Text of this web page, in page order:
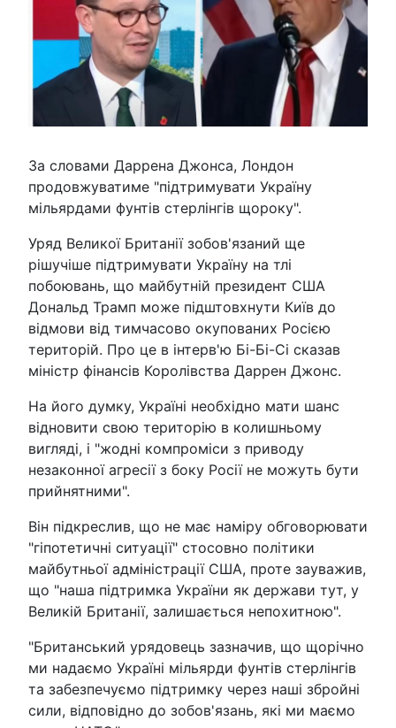
За словами Даррена Джонса, Лондон
продовжуватиме "підтримувати Україну
мільярдами фунтів стерлінгів щороку".
Уряд Великої Британії зобов'язаний ще
рішучіше підтримувати Україну на тлі
побоювань, що майбутній президент США
Дональд Трамп може підштовхнути Київ до
відмови від тимчасово окупованих Росією
територій. Про це в інтерв'ю Бі-Бі-Сі сказав
міністр фінансів Королівства Даррен Джонс.
На його думку, Україні необхідно мати шанс
відновити свою територію в колишньому
вигляді, і "жодні компроміси з приводу
незаконної агресії з боку Росії не можуть бути
прийнятними".
Він підкреслив, що не має наміру обговорювати
"гіпотетичні ситуації" стосовно політики
майбутньої адміністрації США, проте зауважив,
що "наша підтримка України як держави тут, у
Великій Британії, залишається непохитною".
"Британський урядовець зазначив, що щорічно
ми надаємо Україні мільярди фунтів стерлінгів
та забезпечуємо підтримку через наші збройні
сили, відповідно до зобов'язань, які ми маємо